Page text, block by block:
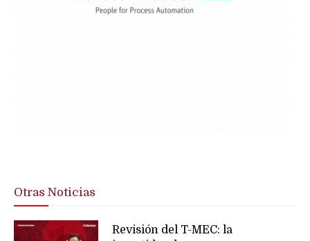
Otras Noticias
Revisión del T-MEC: la